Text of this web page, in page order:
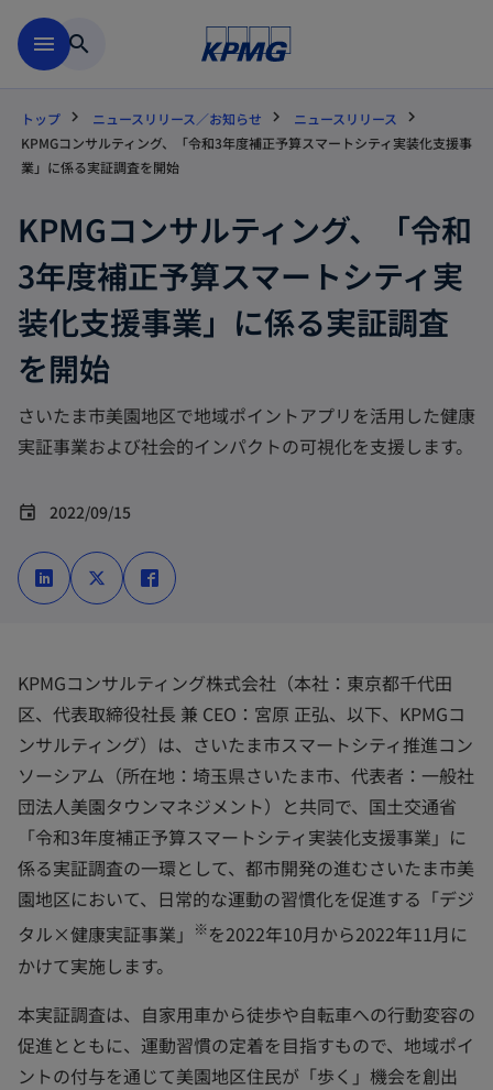
menu search
トップ ニュースリリース／お知らせ
ニュースリリース
KPMGコンサルティング、「令和3年度補正予算スマートシティ実装化支援事
業」に係る実証調査を開始
KPMGコンサルティング、「令和
3年度補正予算スマートシティ実
装化支援事業」に係る実証調査
を開始
さいたま市美園地区で地域ポイントアプリを活用した健康
実証事業および社会的インパクトの可視化を支援します。
event 2022/09/15
新
し
い
タ
新
し
い
タ
し
い
KPMGコンサルティング株式会社（本社：東京都千代田
区、代表取締役社長 兼 CEO：宮原 正弘、以下、KPMGコ
ンサルティング）は、さいたま市スマートシティ推進コン
ソーシアム（所在地：埼玉県さいたま市、代表者：一般社
団法人美園タウンマネジメント）と共同で、国土交通省
「令和3年度補正予算スマートシティ実装化支援事業」に
係る実証調査の一環として、都市開発の進むさいたま市美
園地区において、日常的な運動の習慣化を促進する「デジ
タル×健康実証事業」
※を2022年10月から2022年11月に
かけて実施します。
本実証調査は、自家用車から徒歩や自転車への行動変容の
促進とともに、運動習慣の定着を目指すもので、地域ポイ
ントの付与を通じて美園地区住民が「歩く」機会を創出